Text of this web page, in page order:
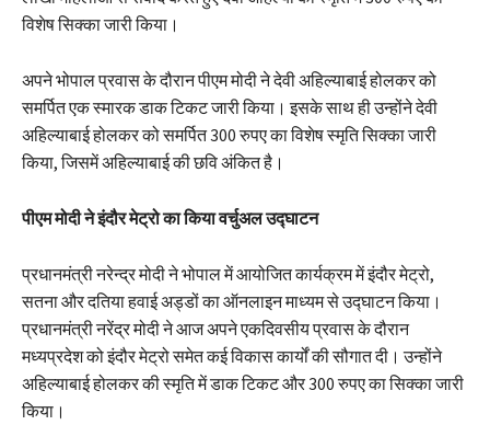
विशेष सिक्का जारी किया।
अपने भोपाल प्रवास के दौरान पीएम मोदी ने देवी अहिल्याबाई होलकर को
समर्पित एक स्मारक डाक टिकट जारी किया। इसके साथ ही उन्होंने देवी
अहिल्याबाई होलकर को समर्पित 300 रुपए का विशेष स्मृति सिक्का जारी
किया, जिसमें अहिल्याबाई की छवि अंकित है।
पीएम मोदी ने इंदौर मेट्रो का किया वर्चुअल उद्घाटन
प्रधानमंत्री नरेन्द्र मोदी ने भोपाल में आयोजित कार्यक्रम में इंदौर मेट्रो,
सतना और दतिया हवाई अड्डों का ऑनलाइन माध्यम से उद्घाटन किया।
प्रधानमंत्री नरेंद्र मोदी ने आज अपने एकदिवसीय प्रवास के दौरान
मध्यप्रदेश को इंदौर मेट्रो समेत कई विकास कार्यों की सौगात दी। उन्होंने
अहिल्याबाई होलकर की स्मृति में डाक टिकट और 300 रुपए का सिक्का जारी
किया।